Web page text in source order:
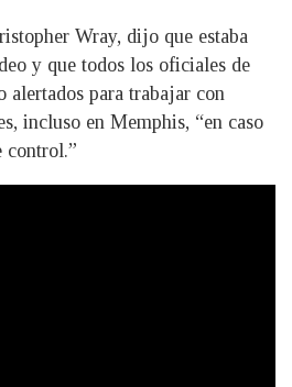
Wray, dijo que estaba
y que todos los oficiales de
alertados para trabajar con
incluso en Memphis, “en caso
control.”